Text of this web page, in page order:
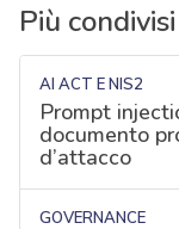
Più condivisi
AI ACT E NIS2
Prompt
documento
d’attacco
GOVERNANCE